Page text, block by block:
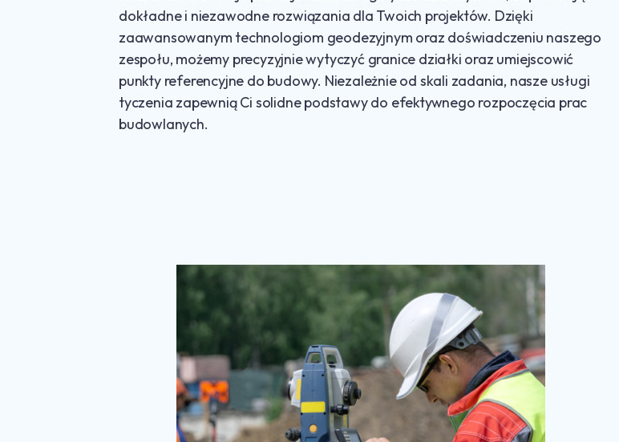
dokładne i niezawodne rozwiązania dla Twoich projektów. Dzięki
zaawansowanym technologiom geodezyjnym oraz doświadczeniu naszego
zespołu, możemy precyzyjnie wytyczyć granice działki oraz umiejscowić
punkty referencyjne do budowy. Niezależnie od skali zadania, nasze usługi
tyczenia zapewnią Ci solidne podstawy do efektywnego rozpoczęcia prac
budowlanych.